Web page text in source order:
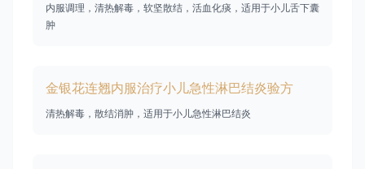
内服调理，清热解毒，软坚散结，活血化痰，适用于小儿舌下囊
肿
金银花连翘内服治疗小儿急性淋巴结炎验方
清热解毒，散结消肿，适用于小儿急性淋巴结炎